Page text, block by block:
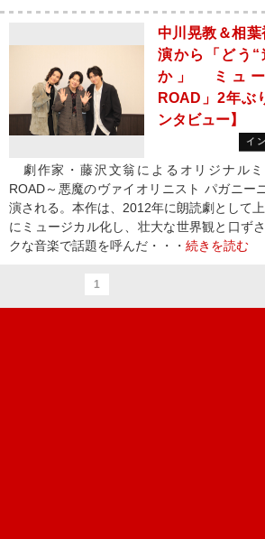
中川晃教＆相
演から「どう
か」 ミュー
ROAD」2年ぶ
ンタビュー】
イ
劇作家・藤沢文翁によるオリジナルミ
ROAD～悪魔のヴァイオリニスト パガニー
演される。本作は、2012年に朗読劇として
にミュージカル化し、壮大な世界観と口ず
クな音楽で話題を呼んだ・・・ 続きを読む
1